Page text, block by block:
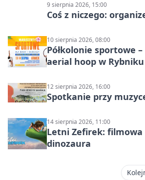
9 sierpnia 2026, 15:00
Coś z niczego:
10 sierpnia 2026, 08:00
Półkolonie sportowe
aerial hoop w Rybniku
12 sierpnia 2026, 16:00
Spotkanie przy
14 sierpnia 2026, 11:00
Letni Zefirek: filmowa
dinozaura